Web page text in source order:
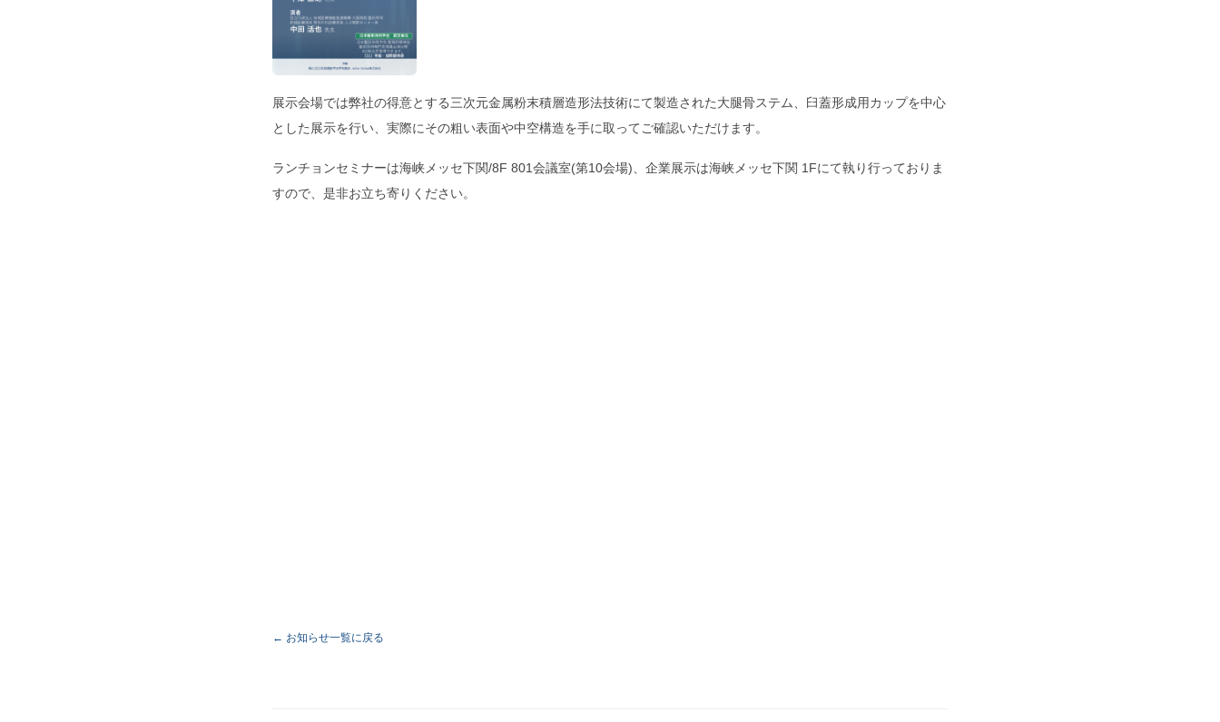
展示会場では弊社の得意とする三次元金属粉末積層造形法技術にて製造された大腿骨ステム、臼蓋形成用カップを中心
とした展示を行い、実際にその粗い表面や中空構造を手に取ってご確認いただけます。
ランチョンセミナーは海峡メッセ下関/8F 801会議室(第10会場)、企業展示は海峡メッセ下関 1Fにて執り行っておりま
すので、是非お立ち寄りください。
← お知らせ一覧に戻る